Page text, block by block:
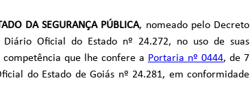
DA SEGURANÇA PÚBLICA, nomeado pelo Decreto
Oficial do Estado nº 24.272, no uso de suas
que lhe confere a Portaria nº 0444, de 7
do Estado de Goiás nº 24.281, em conformidade